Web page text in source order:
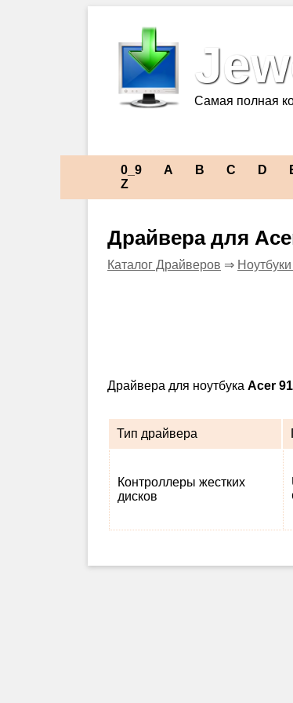
Самая полная
0_9 A B C D
Z
Драйвера для
Каталог Драйверов ⇒
Драйвера для ноутбука Acer
Тип драйвера
Контроллеры жестких
дисков